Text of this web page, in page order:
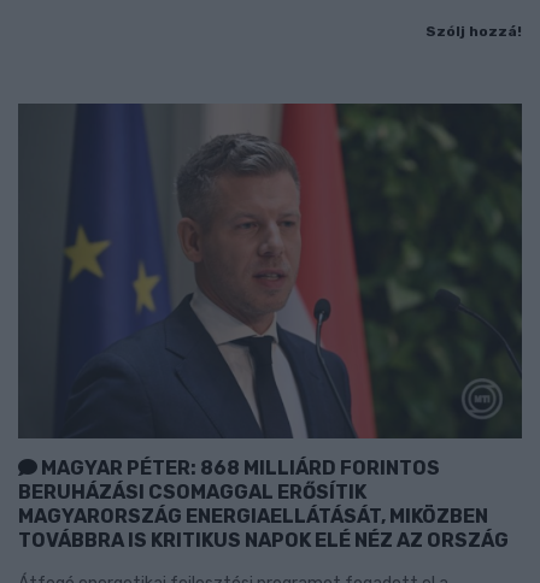
Szólj hozzá!
MAGYAR PÉTER: 868 MILLIÁRD FORINTOS
BERUHÁZÁSI CSOMAGGAL ERŐSÍTIK
MAGYARORSZÁG ENERGIAELLÁTÁSÁT, MIKÖZBEN
TOVÁBBRA IS KRITIKUS NAPOK ELÉ NÉZ AZ ORSZÁG